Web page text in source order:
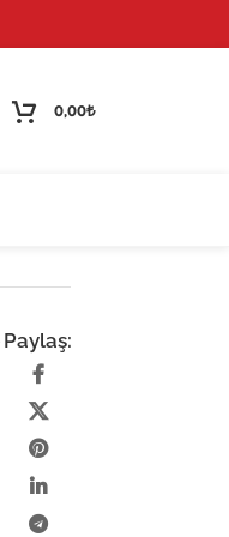
0,00₺
Paylaş: